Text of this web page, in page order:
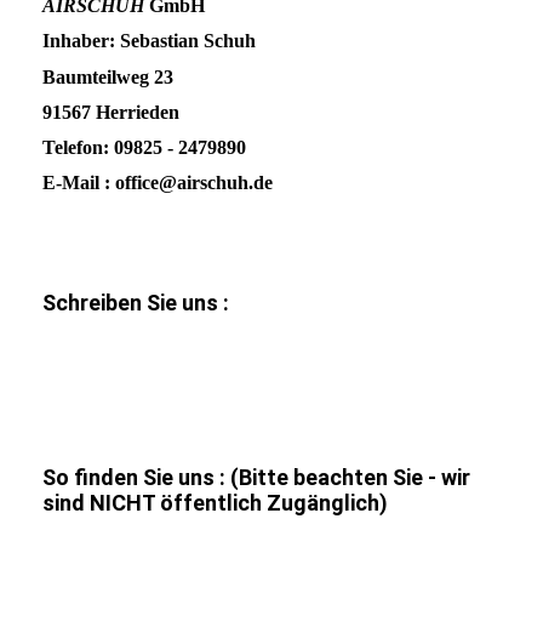
AIRSCHUHGmbH
Inhaber: Sebastian Schuh
Baumteilweg 23
91567 Herrieden
Telefon: 09825 - 2479890
E-Mail : office@airschuh.de
Schreiben Sie uns :
So finden Sie uns : (Bitte beachten Sie - wir
sind NICHT öffentlich Zugänglich)